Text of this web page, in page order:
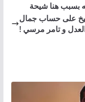
بسبب هنا شيحة
على حساب جمال
و تامر مرسي !